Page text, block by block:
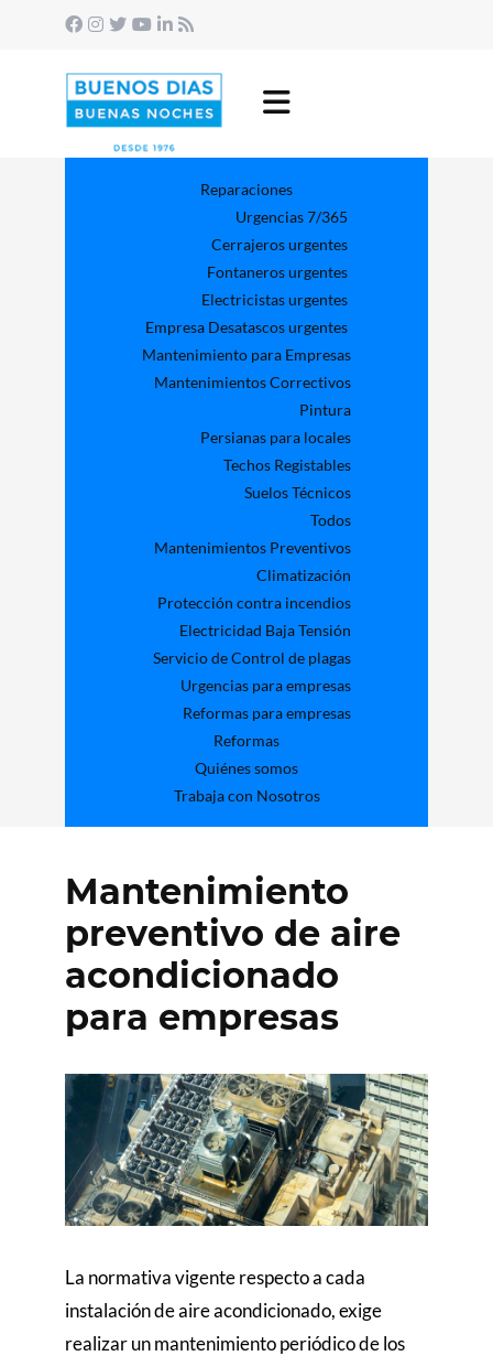
Reparaciones
Urgencias 7/365
Cerrajeros urgentes
Fontaneros urgentes
Electricistas urgentes
Empresa Desatascos urgentes
Mantenimiento para Empresas​
Mantenimientos Correctivos
Pintura
Persianas para locales
Techos Registables
Suelos Técnicos
Todos
Mantenimientos Preventivos
Climatización
Protección contra incendios
Electricidad Baja Tensión
Servicio de Control de plagas
Urgencias para empresas
Reformas para empresas
Reformas
Quiénes somos
Trabaja con Nosotros
Mantenimiento
preventivo de aire
acondicionado
para empresas
La normativa vigente respecto a cada
instalación de aire acondicionado, exige
realizar un mantenimiento periódico de los